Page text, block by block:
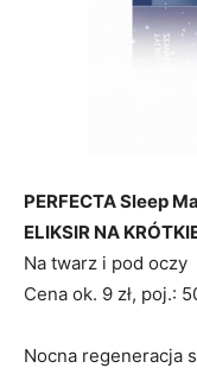
PERFECTA Sleep
ELIKSIR NA
Na twarz i pod oczy
Cena ok. 9 zł, poj.:
Nocna regeneracja